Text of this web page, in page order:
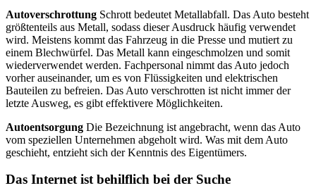
Autoverschrottung Schrott bedeutet Metallabfall. Das Auto besteht
größtenteils aus Metall, sodass dieser Ausdruck häufig verwendet
wird. Meistens kommt das Fahrzeug in die Presse und mutiert zu
einem Blechwürfel. Das Metall kann eingeschmolzen und somit
wiederverwendet werden. Fachpersonal nimmt das Auto jedoch
vorher auseinander, um es von Flüssigkeiten und elektrischen
Bauteilen zu befreien. Das Auto verschrotten ist nicht immer der
letzte Ausweg, es gibt effektivere Möglichkeiten.
Autoentsorgung Die Bezeichnung ist angebracht, wenn das Auto
vom speziellen Unternehmen abgeholt wird. Was mit dem Auto
geschieht, entzieht sich der Kenntnis des Eigentümers.
Das Internet ist behilflich bei der Suche